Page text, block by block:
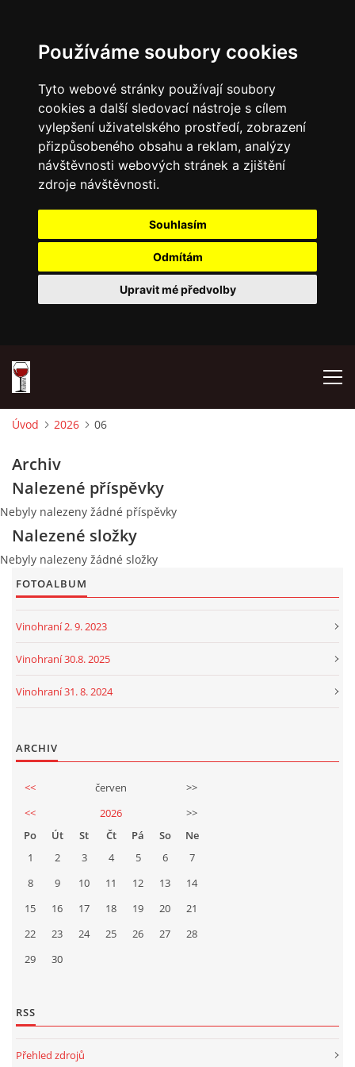
Používáme soubory cookies
Tyto webové stránky používají soubory
cookies a další sledovací nástroje s cílem
vylepšení uživatelského prostředí, zobrazení
přizpůsobeného obsahu a reklam, analýzy
návštěvnosti webových stránek a zjištění
zdroje návštěvnosti.
Souhlasím
Odmítám
Upravit mé předvolby
NAŠE SÝRY A DELIKATESY
OTEVÍRACÍ DOBA
DÁRKOVÉ POUKAZY + REZERVACE
DEGUSTACE A PIJÁNOFKOVÉ AKCE
VÍNA OD NAŠICH DODAVATELŮ
407 47 VARNSDORF
723 581 881
Úvod 2026 06
Archiv
Nalezené příspěvky
Nebyly nalezeny žádné příspěvky
Nalezené složky
Nebyly nalezeny žádné složky
FOTOALBUM
Vinohraní 2. 9. 2023
Vinohraní 30.8. 2025
Vinohraní 31. 8. 2024
ARCHIV
<< červen
>>
<<
2026
>>
Po
Út St Čt Pá So
Ne
1
2 3 4 5 6
7
8
9 10 11 12 13
14
15
16 17 18 19 20
21
22
23 24 25 26 27
28
29
30
RSS
Přehled zdrojů